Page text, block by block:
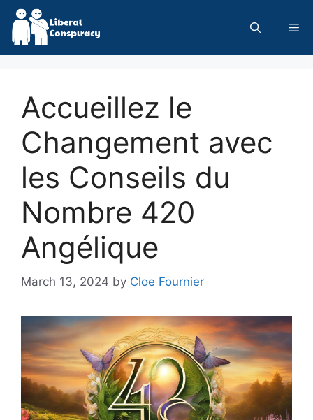
Skip
content
Accueillez le
Changement avec
les Conseils du
Nombre 420
Angélique
March 13, 2024 by Cloe Fournier